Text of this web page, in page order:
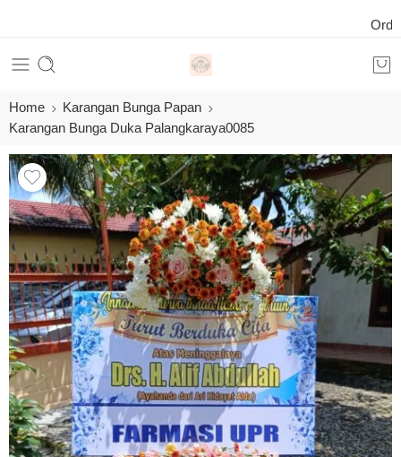
Order
Home
Karangan Bunga Papan
Karangan Bunga Duka Palangkaraya0085